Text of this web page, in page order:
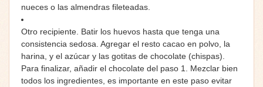
nueces o las almendras fileteadas.
Otro recipiente. Batir los huevos hasta que tenga una
consistencia sedosa. Agregar el resto cacao en polvo, la
harina, y el azúcar y las gotitas de chocolate (chispas).
Para finalizar, añadir el chocolate del paso 1. Mezclar bien
todos los ingredientes, es importante en este paso evitar